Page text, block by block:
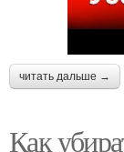
читать дальше →
Как